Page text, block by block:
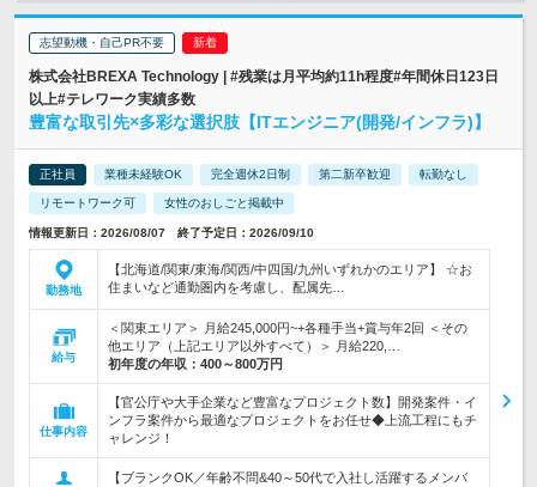
志望動機・自己PR不要
株式会社BREXA Technology | #残業は月平均約11h程度#年間休日123日
以上#テレワーク実績多数
豊富な取引先×多彩な選択肢【ITエンジニア(開発/インフラ)】
正社員 業種未経験OK 完全週休2日制 第二新卒歓迎 転勤なし
リモートワーク可 女性のおしごと掲載中
情報更新日：2026/08/07 終了予定日：2026/09/10
勤務地
【北海道/関東/東海/関西/中四国/九州いずれかのエリア】 ☆お
住まいなど通勤圏内を考慮し、配属先…
給与
＜関東エリア＞ 月給245,000円~+各種手当+賞与年2回 ＜その
他エリア（上記エリア以外すべて）＞ 月給220,…
初年度の年収： 400～800万円
仕事内容
【官公庁や大手企業など豊富なプロジェクト数】開発案件・イ
ンフラ案件から最適なプロジェクトをお任せ◆上流工程にもチ
ャレンジ！
【ブランクOK／年齢不問&40～50代で入社し活躍するメンバ